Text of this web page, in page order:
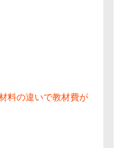
料の違いで教材費が